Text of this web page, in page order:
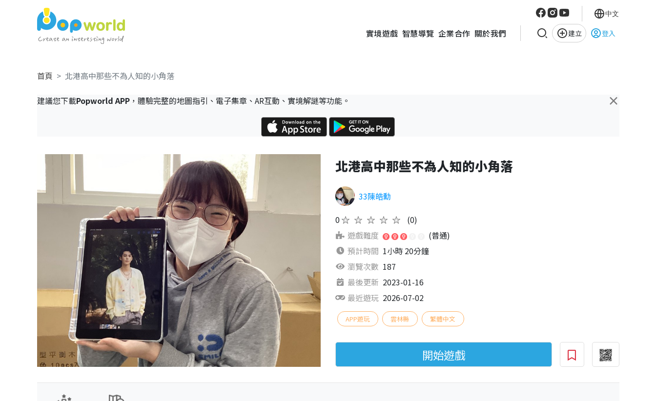
實境遊戲 智慧導覽 企業合作 關於我們 建立 登入
中文
首頁 北港高中那些不為人知的小角落
×
建議您下載Popworld APP，體驗完整的地圖指引、電子集章、AR互動、實境解謎等功能。
北港高中那些不為人知的小角落
33陳皓勳
0★★★★★
(0)
遊戲難度
(普通)
預計時間 1小時 20分鐘
瀏覽次數 187
最後更新 2023-01-16
最近遊玩 2026-07-02
APP遊玩 雲林縣 繁體中文
開始遊戲